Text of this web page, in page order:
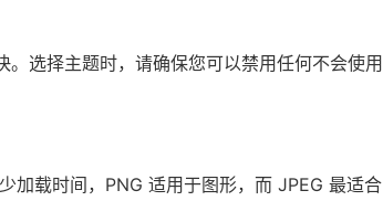
选择主题时，请确保您可以禁用任何不会使用
加载时间，PNG 适用于图形，而 JPEG 最适合